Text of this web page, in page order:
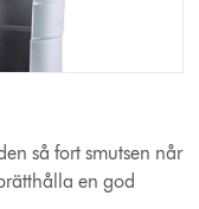
så fort smutsen når
en god